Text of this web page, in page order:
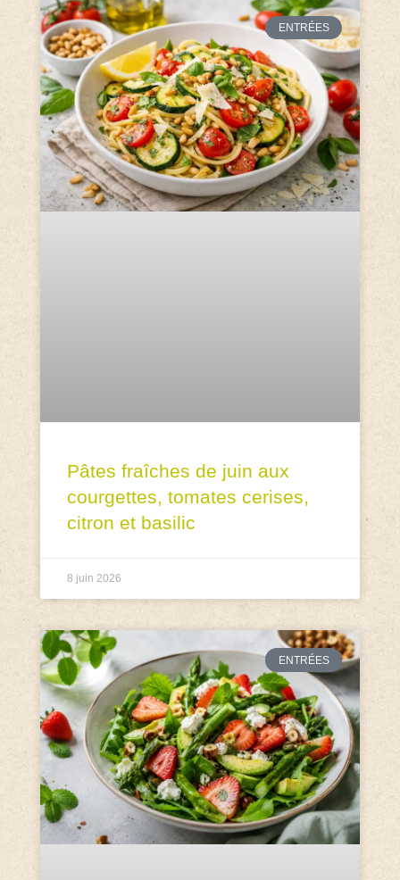
ENTRÉES
Pâtes fraîches de juin aux
courgettes, tomates cerises,
citron et basilic
8 juin 2026
ENTRÉES